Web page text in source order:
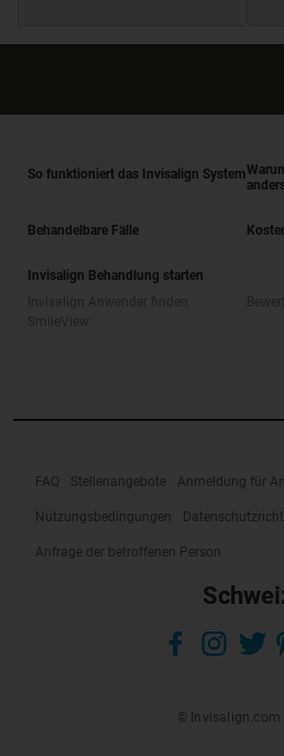
So funktioniert das Invisalign System
Behandelbare Fälle
Invisalign Behandlung starten
FAQ Stellenangebote Anmeldung für
Nutzungsbedingungen
Anfrage der betroffenen Person
© Invisalign.com